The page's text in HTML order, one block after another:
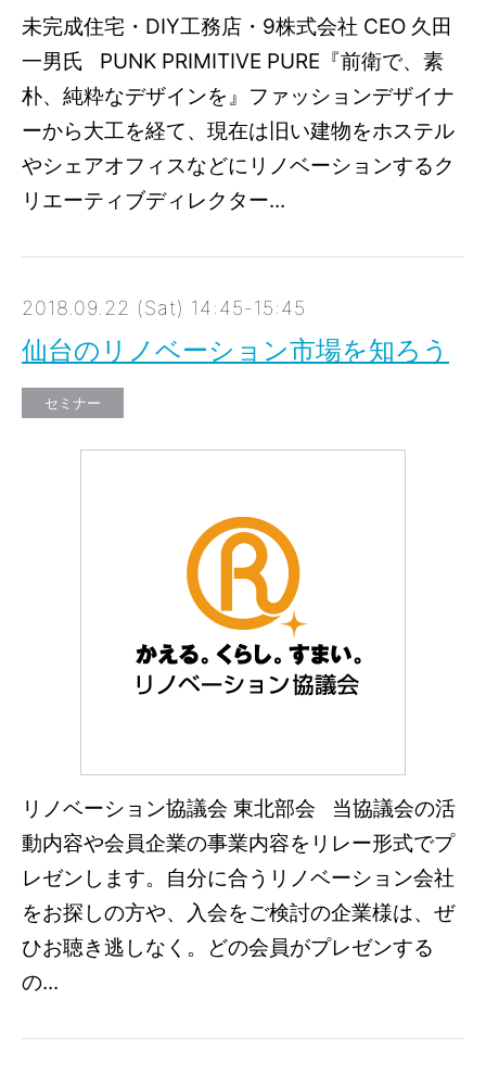
未完成住宅・DIY工務店・9株式会社 CEO 久田
一男氏 PUNK PRIMITIVE PURE『前衛で、素
朴、純粋なデザインを』ファッションデザイナ
ーから大工を経て、現在は旧い建物をホステル
やシェアオフィスなどにリノベーションするク
リエーティブディレクター...
2018.09.22 (Sat) 14:45-15:45
仙台のリノベーション市場を知ろう
セミナー
リノベーション協議会 東北部会 当協議会の活
動内容や会員企業の事業内容をリレー形式でプ
レゼンします。自分に合うリノベーション会社
をお探しの方や、入会をご検討の企業様は、ぜ
ひお聴き逃しなく。どの会員がプレゼンする
の...